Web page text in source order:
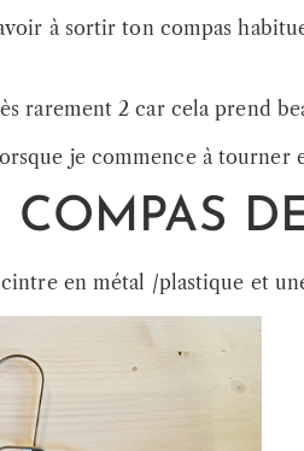
à sortir ton compas
rarement 2 car cela prend
je commence à tourner
en métal /plastique et